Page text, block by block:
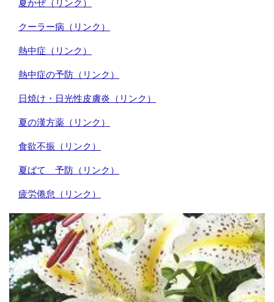
クーラー病（リンク）
熱中症（リンク）
熱中症の予防（リンク）
日焼け・日光性皮膚炎（リンク）
夏の漢方薬（リンク）
食欲不振（リンク）
夏ばて 予防（リンク）
疲労倦怠（リンク）